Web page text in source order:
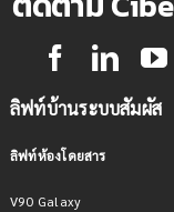
ลิฟท์บ้านระบบสัมผัส
ลิฟท์ห้องโดยสาร
V90 Galaxy